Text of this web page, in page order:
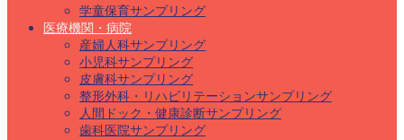
学童保育サンプリング
医療機関・病院
産婦人科サンプリング
小児科サンプリング
皮膚科サンプリング
整形外科・リハビリテーションサンプリング
人間ドック・健康診断サンプリング
歯科医院サンプリング